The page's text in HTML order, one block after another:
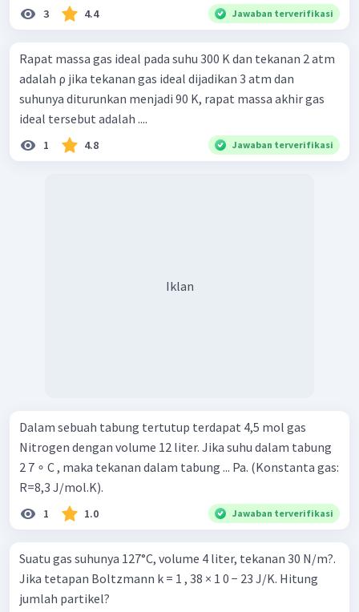
3 4.4 Jawaban terverifikasi
Rapat massa gas ideal pada suhu 300 K dan tekanan 2 atm
adalah ρ jika tekanan gas ideal dijadikan 3 atm dan
suhunya diturunkan menjadi 90 K, rapat massa akhir gas
ideal tersebut adalah ....
1 4.8 Jawaban terverifikasi
Iklan
Dalam sebuah tabung tertutup terdapat 4,5 mol gas
Nitrogen dengan volume 12 liter. Jika suhu dalam tabung
2 7 ∘ C , maka tekanan dalam tabung ... Pa. (Konstanta gas:
R=8,3 J/mol.K).
1 1.0 Jawaban terverifikasi
Suatu gas suhunya 127°C, volume 4 liter, tekanan 30 N/m?.
Jika tetapan Boltzmann k = 1 , 38 × 1 0 − 23 J/K. Hitung
jumlah partikel?